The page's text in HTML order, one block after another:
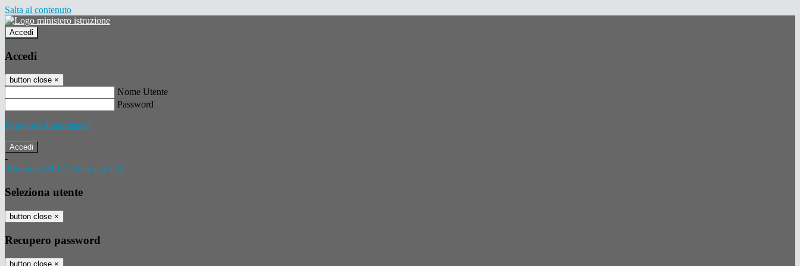
Salta al contenuto
Accedi
Accedi
button close ×
Nome Utente
Password
Password dimenticata?
-
Entra con SPID Entra con CIE
Seleziona utente
button close ×
Recupero password
button close ×